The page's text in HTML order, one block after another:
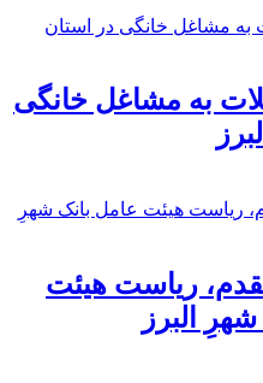
به مشاغل خانگی
ریاست هیئت
البرز